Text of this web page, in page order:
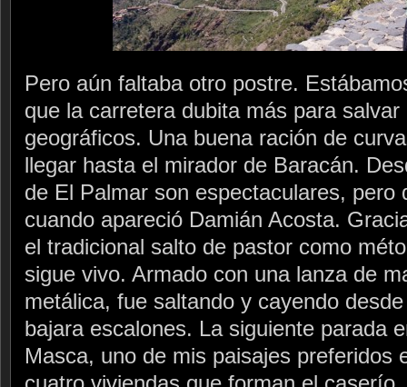
Pero aún faltaba otro postre.
que la carretera dubita más para
geográficos. Una buena ración de
llegar hasta el mirador de Baracán.
de El Palmar son espectaculares, pero
cuando apareció Damián Acosta.
el tradicional salto de pastor como
sigue vivo. Armado con una lanza de
metálica, fue saltando y cayendo
bajara escalones. La siguiente parada
Masca, uno de mis paisajes preferidos